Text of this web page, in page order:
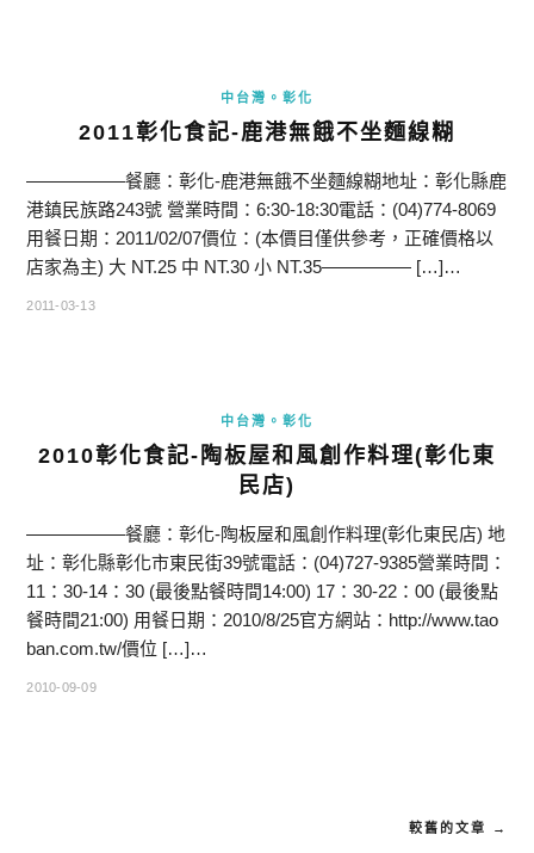
中台灣。彰化
2011彰化食記-鹿港無餓不坐麵線糊
—————–餐廳：彰化-鹿港無餓不坐麵線糊地址：彰化縣鹿
港鎮民族路243號 營業時間：6:30-18:30電話：(04)774-8069
用餐日期：2011/02/07價位：(本價目僅供參考，正確價格以
店家為主) 大 NT.25 中 NT.30 小 NT.35————— […]…
2011-03-13
中台灣。彰化
2010彰化食記-陶板屋和風創作料理(彰化東
民店)
—————–餐廳：彰化-陶板屋和風創作料理(彰化東民店) 地
址：彰化縣彰化市東民街39號電話：(04)727-9385營業時間：
11：30-14：30 (最後點餐時間14:00) 17：30-22：00 (最後點
餐時間21:00) 用餐日期：2010/8/25官方網站：http://www.tao
ban.com.tw/價位 […]…
2010-09-09
較舊的文章 →